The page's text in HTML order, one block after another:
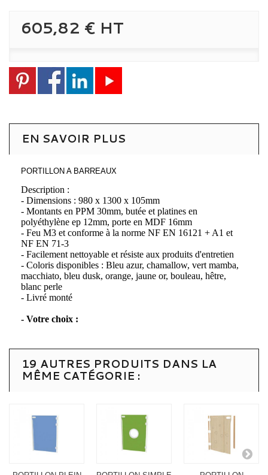
605,82 € HT
EN SAVOIR PLUS
PORTILLON A BARREAUX
Description :
- Dimensions : 980 x 1300 x 105mm
- Montants en PPM 30mm, butée et platines en
polyéthylène ep 12mm, porte en MDF 16mm
- Feu M3 et conforme à la norme NF EN 16121 + A1 et
NF EN 71-3
- Facilement nettoyable et résiste aux produits d'entretien
- Coloris disponibles : Bleu azur, chamallow, vert mamba,
macchiato, bleu dusk, orange, jaune or, bouleau, hêtre,
blanc perle
- Livré monté
- Votre choix :
19 AUTRES PRODUITS DANS LA
MÊME CATÉGORIE :